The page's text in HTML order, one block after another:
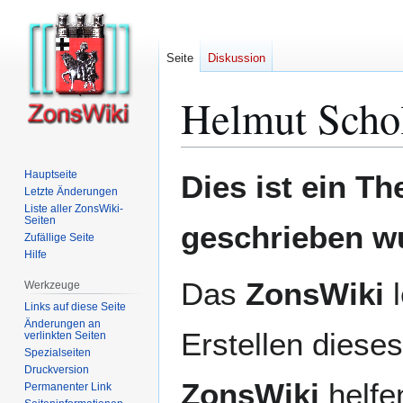
Helmut
Navigation
Suche
Dies ist ein
geschrieben
Das ZonsWiki
Erstellen
ZonsWiki
Seite Diskussion
Hauptseite
Letzte Änderungen
Liste aller ZonsWiki-
Seiten
Zufällige Seite
Hilfe
Werkzeuge
Links auf diese Seite
Änderungen an
verlinkten Seiten
Spezialseiten
Druckversion
Permanenter Link